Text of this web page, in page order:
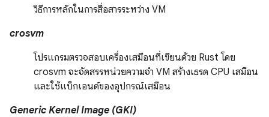
วิธีการหลักในการสื่อสารระหว่าง VM
crosvm
โปรแกรมตรวจสอบเครื่องเสมือนที่เขียนด้วย Rust โดย
crosvm จะจัดสรรหน่วยความจำ VM สร้างเธรด CPU เสมือน
และใช้แบ็กเอนด์ของอุปกรณ์เสมือน
Generic Kernel Image (GKI)